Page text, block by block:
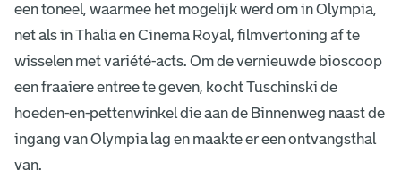
een toneel, waarmee het mogelijk werd om in Olympia,
net als in Thalia en Cinema Royal, filmvertoning af te
wisselen met variété-acts. Om de vernieuwde bioscoop
een fraaiere entree te geven, kocht Tuschinski de
hoeden-en-pettenwinkel die aan de Binnenweg naast de
ingang van Olympia lag en maakte er een ontvangsthal
van.